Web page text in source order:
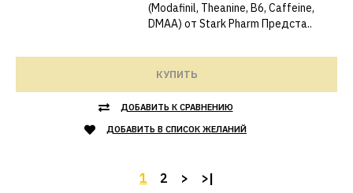
(Modafinil, Theanine, B6, Caffeine,
DMAA) от Stark Pharm Предста..
КУПИТЬ
ДОБАВИТЬ К СРАВНЕНИЮ
ДОБАВИТЬ В СПИСОК ЖЕЛАНИЙ
1 2 > >|